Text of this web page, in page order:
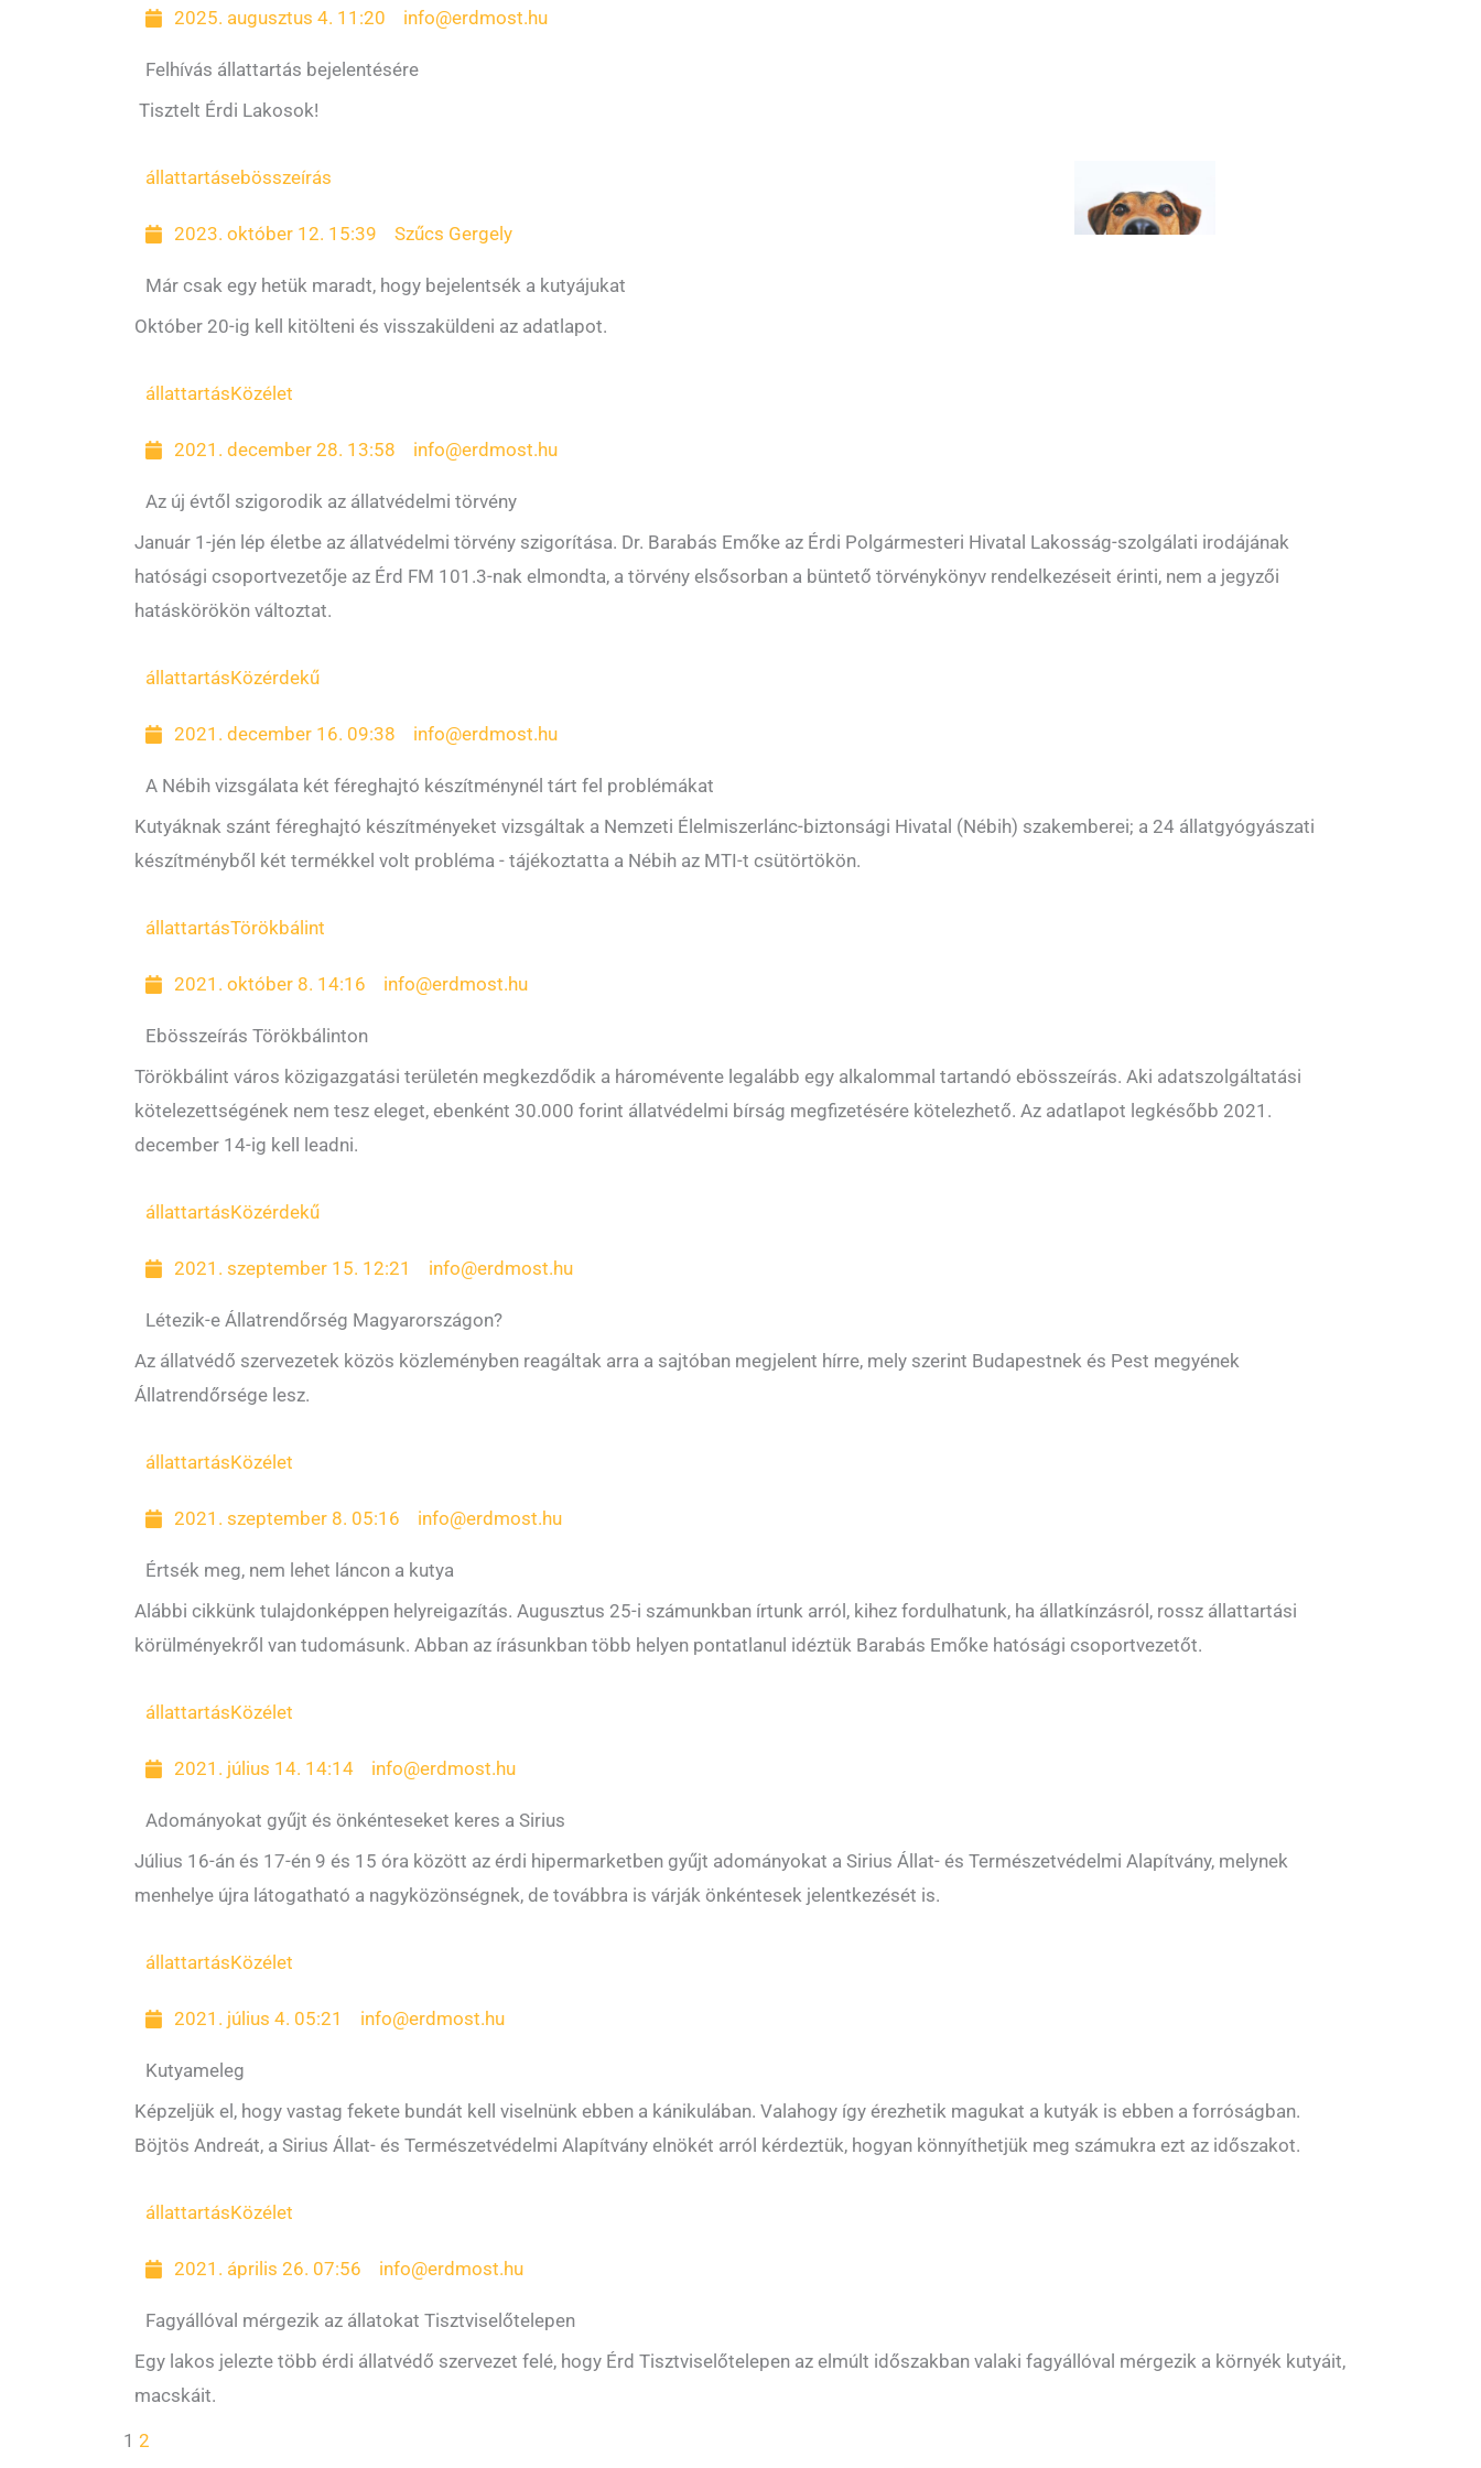
2025. augusztus 4. 11:20 info@erdmost.hu
Felhívás állattartás bejelentésére
Tisztelt Érdi Lakosok!
állattartásebösszeírás
2023. október 12. 15:39 Szűcs Gergely
Már csak egy hetük maradt, hogy bejelentsék a kutyájukat
Október 20-ig kell kitölteni és visszaküldeni az adatlapot.
állattartásKözélet
2021. december 28. 13:58 info@erdmost.hu
Az új évtől szigorodik az állatvédelmi törvény
Január 1-jén lép életbe az állatvédelmi törvény szigorítása. Dr. Barabás Emőke az Érdi Polgármesteri Hivatal Lakosság-szolgálati irodájának
hatósági csoportvezetője az Érd FM 101.3-nak elmondta, a törvény elsősorban a büntető törvénykönyv rendelkezéseit érinti, nem a jegyzői
hatáskörökön változtat.
állattartásKözérdekű
2021. december 16. 09:38 info@erdmost.hu
A Nébih vizsgálata két féreghajtó készítménynél tárt fel problémákat
Kutyáknak szánt féreghajtó készítményeket vizsgáltak a Nemzeti Élelmiszerlánc-biztonsági Hivatal (Nébih) szakemberei; a 24 állatgyógyászati
készítményből két termékkel volt probléma - tájékoztatta a Nébih az MTI-t csütörtökön.
állattartásTörökbálint
2021. október 8. 14:16 info@erdmost.hu
Ebösszeírás Törökbálinton
Törökbálint város közigazgatási területén megkezdődik a háromévente legalább egy alkalommal tartandó ebösszeírás. Aki adatszolgáltatási
kötelezettségének nem tesz eleget, ebenként 30.000 forint állatvédelmi bírság megfizetésére kötelezhető. Az adatlapot legkésőbb 2021.
december 14-ig kell leadni.
állattartásKözérdekű
2021. szeptember 15. 12:21 info@erdmost.hu
Létezik-e Állatrendőrség Magyarországon?
Az állatvédő szervezetek közös közleményben reagáltak arra a sajtóban megjelent hírre, mely szerint Budapestnek és Pest megyének
Állatrendőrsége lesz.
állattartásKözélet
2021. szeptember 8. 05:16 info@erdmost.hu
Értsék meg, nem lehet láncon a kutya
Alábbi cikkünk tulajdonképpen helyreigazítás. Augusztus 25-i számunkban írtunk arról, kihez fordulhatunk, ha állatkínzásról, rossz állattartási
körülményekről van tudomásunk. Abban az írásunkban több helyen pontatlanul idéztük Barabás Emőke hatósági csoportvezetőt.
állattartásKözélet
2021. július 14. 14:14 info@erdmost.hu
Adományokat gyűjt és önkénteseket keres a Sirius
Július 16-án és 17-én 9 és 15 óra között az érdi hipermarketben gyűjt adományokat a Sirius Állat- és Természetvédelmi Alapítvány, melynek
menhelye újra látogatható a nagyközönségnek, de továbbra is várják önkéntesek jelentkezését is.
állattartásKözélet
2021. július 4. 05:21 info@erdmost.hu
Kutyameleg
Képzeljük el, hogy vastag fekete bundát kell viselnünk ebben a kánikulában. Valahogy így érezhetik magukat a kutyák is ebben a forróságban.
Böjtös Andreát, a Sirius Állat- és Természetvédelmi Alapítvány elnökét arról kérdeztük, hogyan könnyíthetjük meg számukra ezt az időszakot.
állattartásKözélet
2021. április 26. 07:56 info@erdmost.hu
Fagyállóval mérgezik az állatokat Tisztviselőtelepen
Egy lakos jelezte több érdi állatvédő szervezet felé, hogy Érd Tisztviselőtelepen az elmúlt időszakban valaki fagyállóval mérgezik a környék kutyáit,
macskáit.
1 2